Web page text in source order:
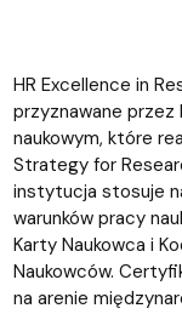
HR Excellence in
przyznawane przez
naukowym, które
Strategy for
instytucja stosuje
warunków pracy
Karty Naukowca i
Naukowców.
na arenie